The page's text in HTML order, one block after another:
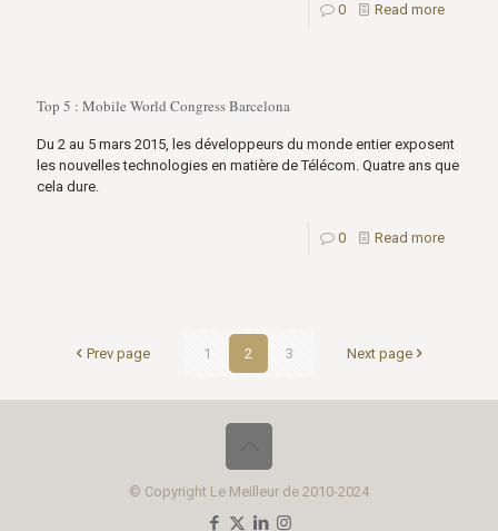
0 Read more
Top 5 : Mobile World Congress Barcelona
Du 2 au 5 mars 2015, les développeurs du monde entier exposent
les nouvelles technologies en matière de Télécom. Quatre ans que
cela dure.
0 Read more
Prev page 1 2 3 Next page
© Copyright Le Meilleur de 2010-2024